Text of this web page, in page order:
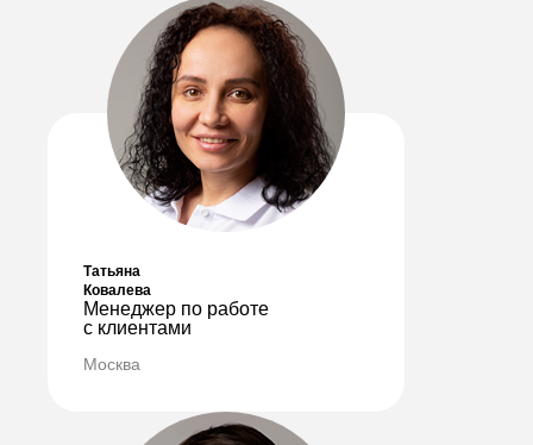
Персональный
подход
на всех стадиях производства
Татьяна
Ковалева
Менеджер по работе
с клиентами
Москва